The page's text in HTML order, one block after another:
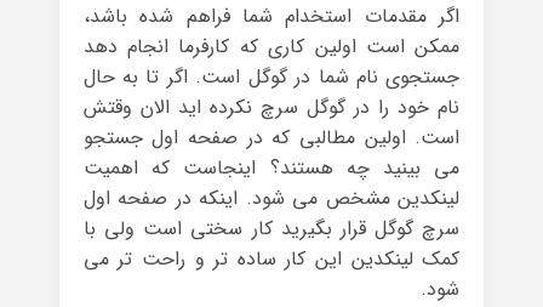
اگر مقدمات استخدام شما فراهم شده باشد،
ممکن است اولین کاری که کارفرما انجام دهد
جستجوی نام شما در گوگل است. اگر تا به حال
نام خود را در گوگل سرچ نکرده اید الان وقتش
است. اولین مطالبی که در صفحه اول جستجو
می بینید چه هستند؟ اینجاست که اهمیت
لینکدین مشخص می شود. اینکه در صفحه اول
سرچ گوگل قرار بگیرید کار سختی است ولی با
کمک لینکدین این کار ساده تر و راحت تر می
شود.